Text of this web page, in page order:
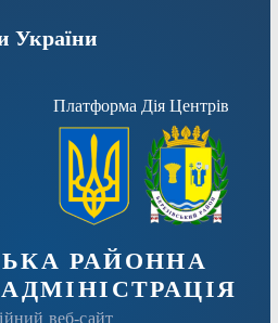
України
Платформа Дія Центрів
РАЙОННА
веб-сайт